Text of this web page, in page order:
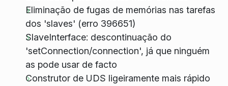
Eliminação de fugas de memórias nas tarefas
dos 'slaves' (erro 396651)
SlaveInterface: descontinuação do
'setConnection/connection', já que ninguém
as pode usar de facto
Construtor de UDS ligeiramente mais rápido